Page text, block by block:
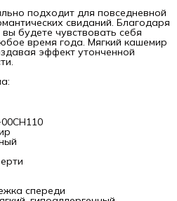
подходит для повседневной
свиданий. Благодаря
будете чувствовать себя
время года. Мягкий кашемир
эффект утонченной
спереди